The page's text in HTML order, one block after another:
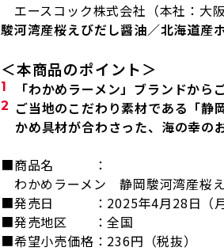
エースコック株式会社（本社：大
駿河湾産桜えびだし醤油／北海道産
＜本商品のポイント＞
「わかめラーメン」ブランドか
ご当地のこだわり素材である「静
かめ具材が合わさった、海の幸の
■商品名 ：
わかめラーメン 静岡駿河湾産桜
■発売日 ： 2025年4月28日（
■発売地区 ：全国
■希望小売価格： 236円（税抜）